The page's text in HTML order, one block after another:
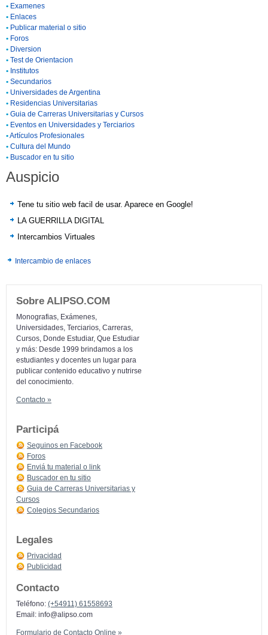
• Examenes
• Enlaces
• Publicar material o sitio
• Foros
• Diversion
• Test de Orientacion
• Institutos
• Secundarios
• Universidades de Argentina
• Residencias Universitarias
• Guia de Carreras Universitarias y Cursos
• Eventos en Universidades y Terciarios
•Artículos Profesionales
• Cultura del Mundo
• Buscador en tu sitio
Auspicio
Tene tu sitio web facil de usar. Aparece en Google!
LA GUERRILLA DIGITAL
Intercambios Virtuales
Intercambio de enlaces
Sobre ALIPSO.COM
Monografias, Exámenes,
Universidades, Terciarios, Carreras,
Cursos, Donde Estudiar, Que Estudiar
y más: Desde 1999 brindamos a los
estudiantes y docentes un lugar para
publicar contenido educativo y nutrirse
del conocimiento.
Contacto »
Participá
Seguinos en Facebook
Foros
Enviá tu material o link
Buscador en tu sitio
Guia de Carreras Universitarias y
Cursos
Colegios Secundarios
Legales
Privacidad
Publicidad
Contacto
Teléfono: (+54911) 61558693
Email: info@alipso.com
Formulario de Contacto Online »